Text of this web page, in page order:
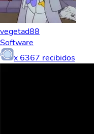
vegetad88
Software
x 6367 recibidos